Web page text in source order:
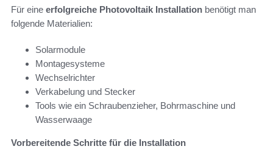
Für eine erfolgreiche Photovoltaik Installation benötigt man
folgende Materialien:
Solarmodule
Montagesysteme
Wechselrichter
Verkabelung und Stecker
Tools wie ein Schraubenzieher, Bohrmaschine und
Wasserwaage
Vorbereitende Schritte für die Installation